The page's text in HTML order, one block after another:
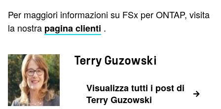
Per maggiori informazioni su FSx per ONTAP, visita
la nostra pagina clienti .
Terry Guzowski
Visualizza tutti i post di
Terry Guzowski